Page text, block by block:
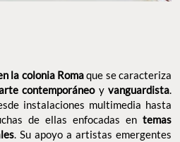
la colonia Romaque se caracteriza
contemporáneoy vanguardista.
instalaciones multimedia hasta
de ellas enfocadas en temas
. Su apoyo a artistas emergentes